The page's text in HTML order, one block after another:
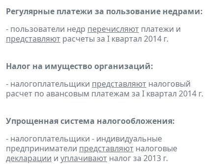
Регулярные платежи за пользование недрами:
- пользователи недр перечисляют платежи и
представляют расчеты за I квартал 2014 г.
Налог на имущество организаций:
- налогоплательщики представляют налоговый
расчет по авансовым платежам за I квартал 2014 г.
Упрощенная система налогообложения:
- налогоплательщики - индивидуальные
предприниматели представляют налоговые
декларации и уплачивают налог за 2013 г.